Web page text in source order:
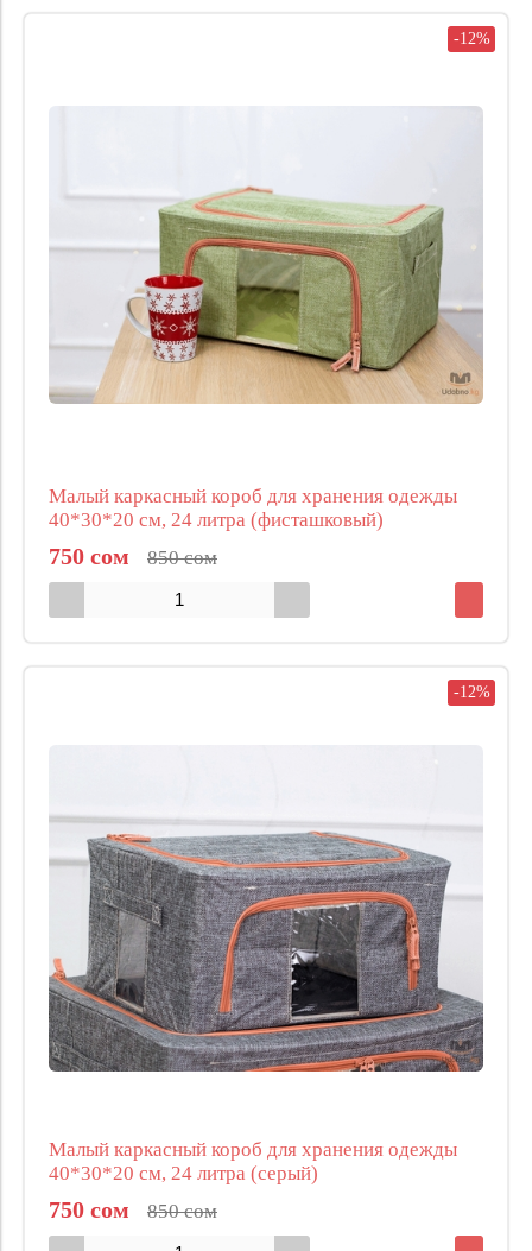
-12%
Малый каркасный короб для хранения одежды
40*30*20 см, 24 литра (фисташковый)
750 сом 850 сом
-12%
Малый каркасный короб для хранения одежды
40*30*20 см, 24 литра (серый)
750 сом 850 сом